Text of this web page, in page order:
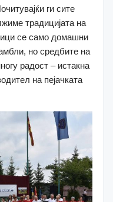
ги сите
традицијата на
се само домашни
но средбите на
радост – истакна
на пејачката